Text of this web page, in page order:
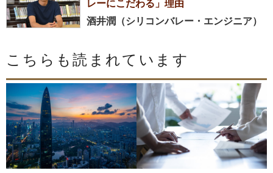
レーにこだわる」理由
酒井潤（シリコンバレー・エンジニア）
こちらも読まれています